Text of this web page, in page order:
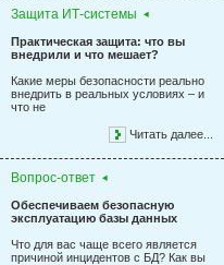
Защита ИТ-системы
Практическая защита: что вы
внедрили и что мешает?
Какие меры безопасности реально
внедрить в реальных условиях – и
что не
Читать далее...
Вопрос-ответ
Обеспечиваем безопасную
эксплуатацию базы данных
Что для вас чаще всего является
причиной инцидентов с БД? Как вы